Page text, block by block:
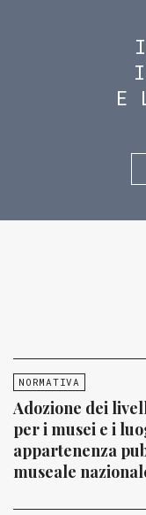
I
E
NORMATIVA
Adozione dei
per i musei e i
appartenenza
museale